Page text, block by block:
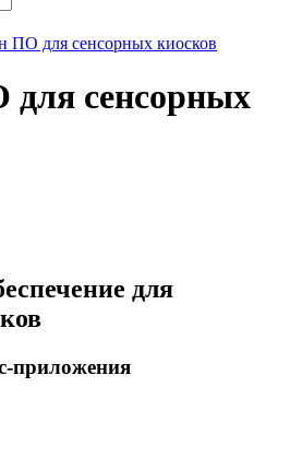
ПО для сенсорных киосков
сенсорных
для
приложения